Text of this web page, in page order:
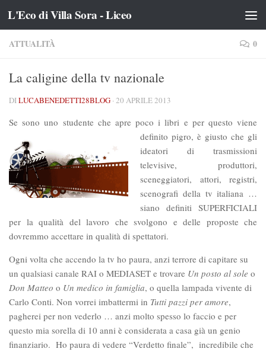
Salta al contenuto
L'Eco di Villa Sora - Liceo
ATTUALITÀ 0
La caligine della tv nazionale
DILUCABENEDETTI28BLOG · 20 APRILE 2013
Se sono uno studente che apre poco i libri e per questo viene
definito pigro, è giusto che gli
ideatori di trasmissioni
televisive, produttori,
sceneggiatori, attori, registri,
scenografi della tv italiana …
siano definiti SUPERFICIALI
per la qualità del lavoro che svolgono e delle proposte che
dovremmo accettare in qualità di spettatori.
Ogni volta che accendo la tv ho paura, anzi terrore di capitare su
un qualsiasi canale RAI o MEDIASET e trovare Un posto al sole o
Don Matteo o Un medico in famiglia, o quella lampada vivente di
Carlo Conti. Non vorrei imbattermi in Tutti pazzi per amore,
pagherei per non vederlo … anzi molto spesso lo faccio e per
questo mia sorella di 10 anni è considerata a casa già un genio
finanziario. Ho paura di vedere “Verdetto finale”, incredibile che